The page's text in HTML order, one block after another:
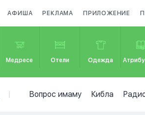
АФИША РЕКЛАМА ПРИЛОЖЕНИЕ
Медресе Отели Одежда
Вопрос имаму Кибла